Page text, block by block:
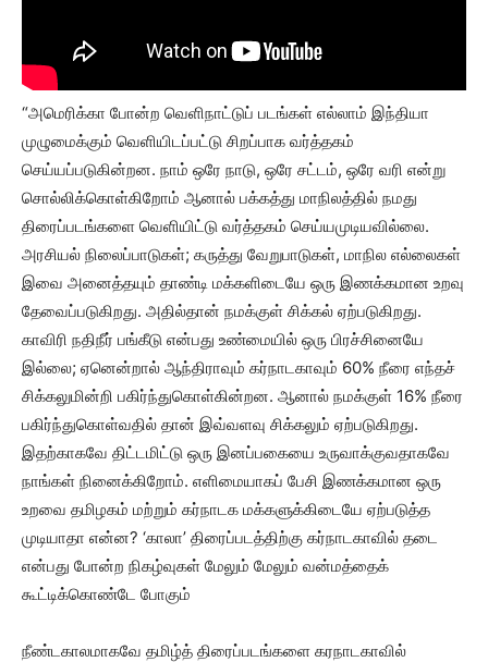
“அமெரிக்கா போன்ற வெளிநாட்டுப் படங்கள் எல்லாம் இந்தியா
முழுமைக்கும் வெளியிடப்பட்டு சிறப்பாக வர்த்தகம்
செய்யப்படுகின்றன. நாம் ஒரே நாடு, ஒரே சட்டம், ஒரே வரி என்று
சொல்லிக்கொள்கிறோம் ஆனால் பக்கத்து மாநிலத்தில் நமது
திரைப்படங்களை வெளியிட்டு வர்த்தகம் செய்யமுடியவில்லை.
அரசியல் நிலைப்பாடுகள்; கருத்து வேறுபாடுகள், மாநில எல்லைகள்
இவை அனைத்தயும் தாண்டி மக்களிடையே ஒரு இணக்கமான உறவு
தேவைப்படுகிறது. அதில்தான் நமக்குள் சிக்கல் ஏற்படுகிறது.
காவிரி நதிநீர் பங்கீடு என்பது உண்மையில் ஒரு பிரச்சினையே
இல்லை; ஏனென்றால் ஆந்திராவும் கர்நாடகாவும் 60% நீரை எந்தச்
சிக்கலுமின்றி பகிர்ந்துகொள்கின்றன. ஆனால் நமக்குள் 16% நீரை
பகிர்ந்துகொள்வதில் தான் இவ்வளவு சிக்கலும் ஏற்படுகிறது.
இதற்காகவே திட்டமிட்டு ஒரு இனப்பகையை உருவாக்குவதாகவே
நாங்கள் நினைக்கிறோம். எளிமையாகப் பேசி இணக்கமான ஒரு
உறவை தமிழகம் மற்றும் கர்நாடக மக்களுக்கிடையே ஏற்படுத்த
முடியாதா என்ன? ‘காலா’ திரைப்படத்திற்கு கர்நாடகாவில் தடை
என்பது போன்ற நிகழ்வுகள் மேலும் மேலும் வன்மத்தைக்
கூட்டிக்கொண்டே போகும்
நீண்டகாலமாகவே தமிழ்த் திரைப்படங்களை கரநாடகாவில்